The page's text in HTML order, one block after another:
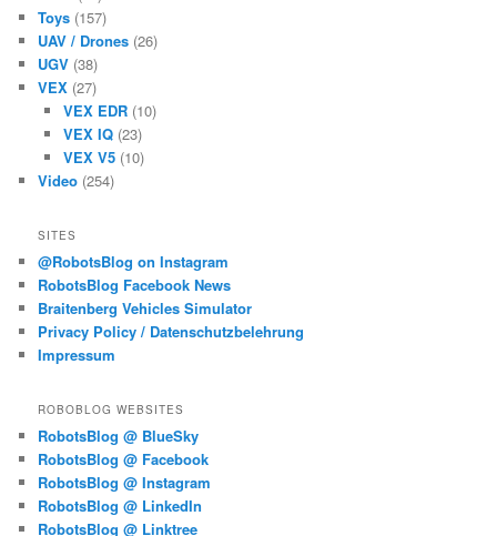
Toys (157)
UAV / Drones (26)
UGV (38)
VEX (27)
VEX EDR(10)
VEX IQ(23)
VEX V5(10)
Video (254)
SITES
@RobotsBlog on Instagram
RobotsBlog Facebook News
Braitenberg Vehicles Simulator
Privacy Policy / Datenschutzbelehrung
Impressum
ROBOBLOG WEBSITES
RobotsBlog @ BlueSky
RobotsBlog @ Facebook
RobotsBlog @ Instagram
RobotsBlog @ LinkedIn
RobotsBlog @ Linktree